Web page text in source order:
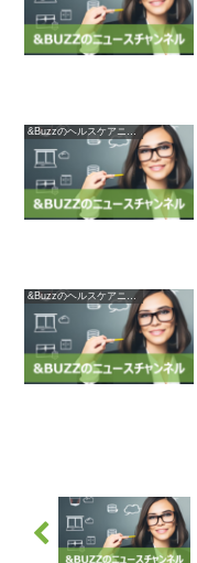
&Buzzのヘルスケアニュース
&Buzzのヘルスケアニュース